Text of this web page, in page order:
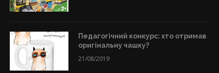
Педагогічний конкурс: хто отримав
оригінальну чашку?
21/08/2019